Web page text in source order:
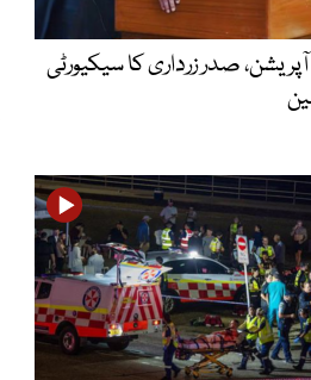
صدر زرداری کا سیکیورٹی